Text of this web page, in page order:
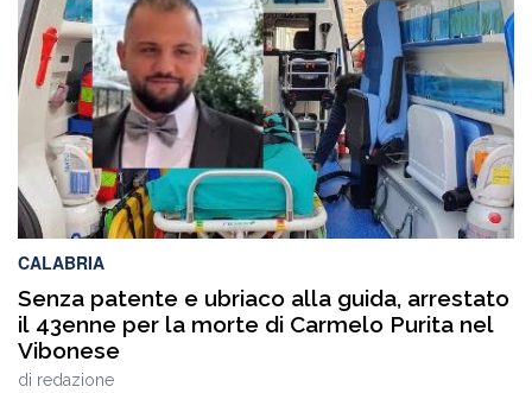
importante momento d’incontro tra letteratura, arte e
territorio, offrendo al pubblico l’opportunità di conoscere
più da […]
CALABRIA
Senza patente e ubriaco alla guida, arrestato
il 43enne per la morte di Carmelo Purita nel
Vibonese
di redazione